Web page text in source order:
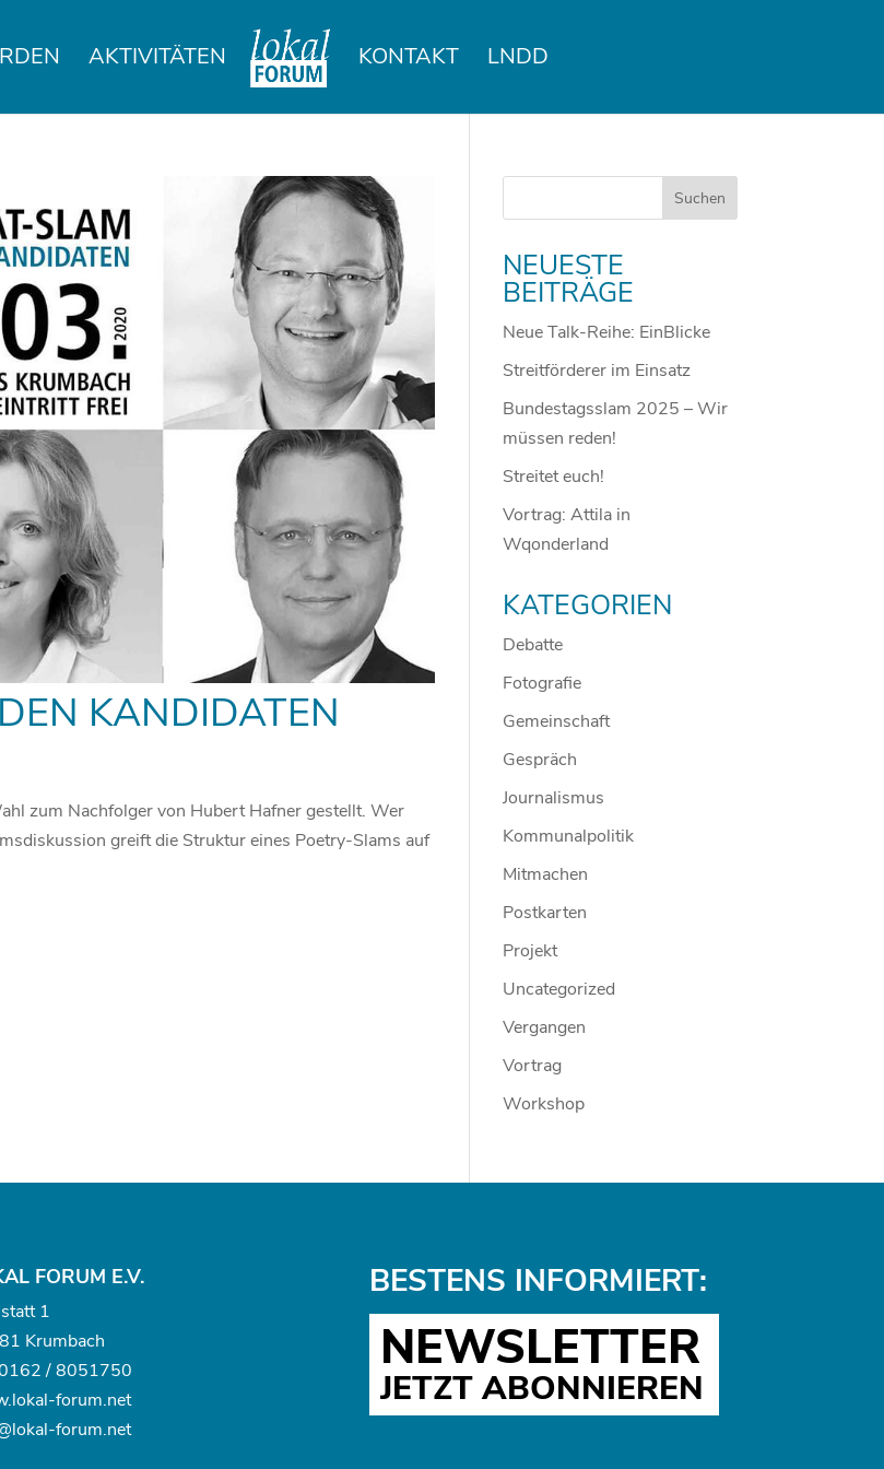
AKTIVITÄTEN KONTAKT LNDD
KANDIDATEN
zum Nachfolger von Hubert Hafner gestellt. Wer
greift die Struktur eines Poetry-Slams auf
NEUESTE
BEITRÄGE
Neue Talk-Reihe: EinBlicke
Streitförderer im Einsatz
Bundestagsslam 2025 – Wir
müssen reden!
Streitet euch!
Vortrag: Attila in
Wqonderland
KATEGORIEN
Debatte
Fotografie
Gemeinschaft
Gespräch
Journalismus
Kommunalpolitik
Mitmachen
Postkarten
Projekt
Uncategorized
Vergangen
Vortrag
Workshop
FORUM E.V.
1
Krumbach
/ 8051750
lokal-forum.net
forum.net
BESTENS INFORMIERT:
NEWSLETTER
JETZT ABONNIEREN